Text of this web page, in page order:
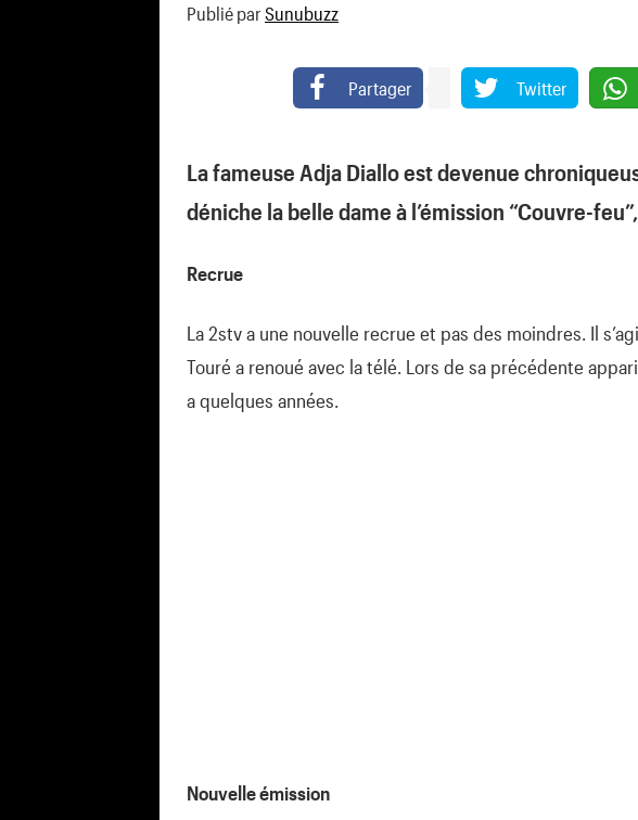
Publié par Sunubuzz
Partager Twitter
La fameuse Adja Diallo est devenue
déniche la belle dame à l’émission “Couvre-
Recrue
La 2stv a une nouvelle recrue et pas des moindres. Il
Touré a renoué avec la télé. Lors de sa précédente
a quelques années.
Nouvelle émission